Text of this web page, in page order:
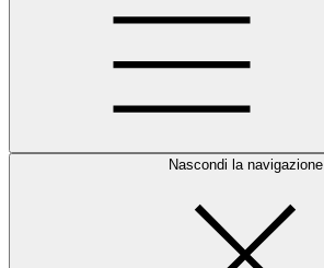
Nascondi la navigazione